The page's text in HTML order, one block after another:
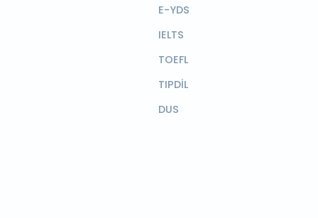
E-YDS
IELTS
TOEFL
TIPDİL
DUS